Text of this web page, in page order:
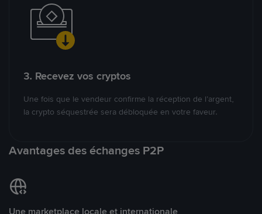
3. Recevez vos cryptos
Une fois que le vendeur confirme la réception de l’argent,
la crypto séquestrée sera débloquée en votre faveur.
Avantages des échanges P2P
Une marketplace locale et internationale